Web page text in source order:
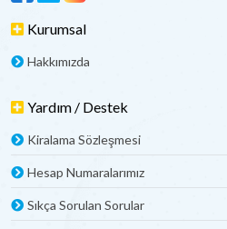
Kurumsal
Hakkımızda
Yardım / Destek
Kiralama Sözleşmesi
Hesap Numaralarımız
Sıkça Sorulan Sorular